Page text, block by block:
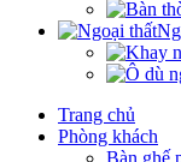
Trang chủ
Phòng khách